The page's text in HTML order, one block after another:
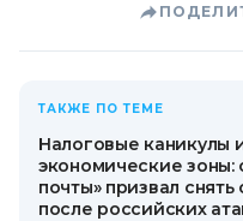
ТАКЖЕ ПО ТЕМЕ
Налоговые каникулы
экономические зоны:
почты» призвал
после российских